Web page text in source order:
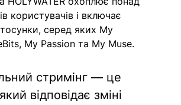
користувачів і включає
серед яких My
My Passion та My Muse.
стримінг — це
відповідає зміні